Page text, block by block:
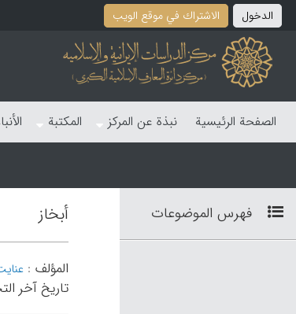
الدخول الاشتراك في موقع الویب
الصفحة الرئیسیة نبذة عن المرکز المکتبة
فهرس الموضوعات أبخاز
المؤلف :
تاریخ آخر